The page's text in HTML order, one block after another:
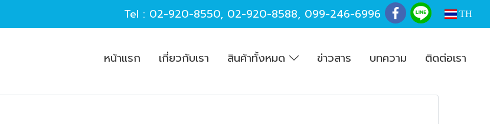
Tel : 02-920-8550, 02-920-8588, 099-246-6996 TH
หน้าแรก เกี่ยวกับเรา สินค้าทั้งหมด ข่าวสาร บทความ ติดต่อเรา